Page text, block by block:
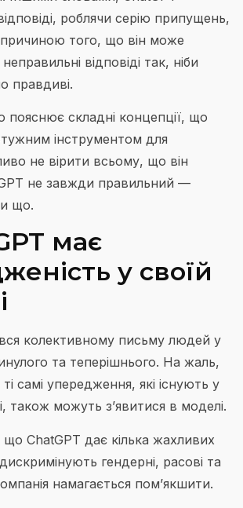
роблячи серію припущень,
того, що він може
відповіді так, ніби
правдиві.
пояснює складні концепції, що
інструментом для
не вірити всьому, що він
не завжди правильний —
що.
має
у своїй
колективному письму людей у
та теперішнього. На жаль,
самі упередження, які існують у
також можуть з’явитися в моделі.
ChatGPT дає кілька жахливих
дискримінують гендерні, расові та
намагається пом’якшити.